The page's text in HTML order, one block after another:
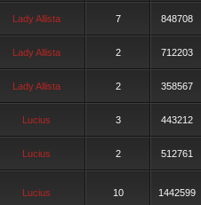
Lady Allista 7 848708
Lady Allista 2 712203
Lady Allista 2 358567
Lucius 3 443212
Lucius 2 512761
Lucius 10 1442599